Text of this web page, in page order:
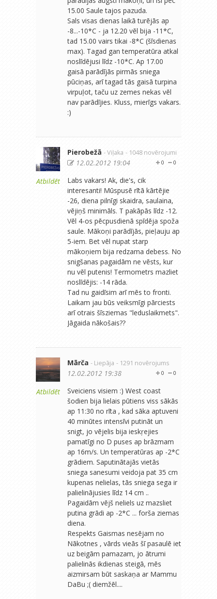
15.00 Saule tajos pazuda.
Sals visas dienas laikā turējās ap
-8...-10*C - ja 12.20 vēl bija -11*C,
tad 15.00 vairs tikai -8*C (šīsdienas
max). Tagad gan temperatūra atkal
noslīdējusi līdz -10*C. Ap 17.00
gaisā parādījās pirmās sniega
pūciņas, arī tagad tās gaisā turpina
virpuļot, taču uz zemes nekas vēl
nav parādījies. Kluss, mierīgs vakars.
:)
Atbildēt
Pierobežā - Viļaka - 1048 novērojumi
0
0
12.02.2012 19:04
Labs vakars! Ak, die's, cik
interesanti! Mūspusē rītā kārtējie
-26, diena pilnīgi skaidra, saulaina,
vējiņš minimāls. T pakāpās līdz -12.
Vēl 4-os pēcpusdienā spīdēja spoža
saule. Mākoņi parādījās, pieļauju ap
5-iem. Bet vēl nupat starp
mākoņiem bija redzama debess. No
snigšanas pagaidām ne vēsts, kur
nu vēl putenis! Termometrs mazliet
noslīdējis: -14 rāda.
Tad nu gaidīsim arī mēs to fronti.
Laikam jau būs veiksmīgi pārciests
arī otrais šīsziemas "leduslaikmets".
Jāgaida nākošais??
Atbildēt
Mārča - Liepāja - 1291 novērojums
0
0
12.02.2012 19:38
Sveiciens visiem :) West coast
šodien bija lielais pūtiens viss sākās
ap 11:30 no rīta , kad sāka aptuveni
40 minūtes intensīvi putināt un
snigt, jo vējelis bija ieskŗejies
pamatīgi no D puses ap brāzmam
ap 16m/s. Un temperatūras ap -2*C
grādiem. Saputinātajās vietās
sniega sanesumi veidoja pat 35 cm
kupenas nelielas, tās sniega sega ir
palielinājusies līdz 14 cm ..
Pagaidām vējš neliels uz mazsliet
putina grādi ap -2*C ... forša ziemas
diena.
Respekts Gaismas nesējam no
Nākotnes , vārds vieās šī pasaulē iet
uz beigām pamazam, jo ātrumi
palielinās ikdienas steigā, mēs
aizmirsam būt saskaņa ar Mammu
DaBu ;( diemžēl....